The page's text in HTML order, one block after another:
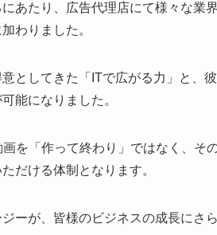
あたり、広告代理店にて様々な業
わりました。
としてきた「ITで広がる力」と、
能になりました。
を「作って終わり」ではなく、そ
だける体制となります。
ーが、皆様のビジネスの成長にさ